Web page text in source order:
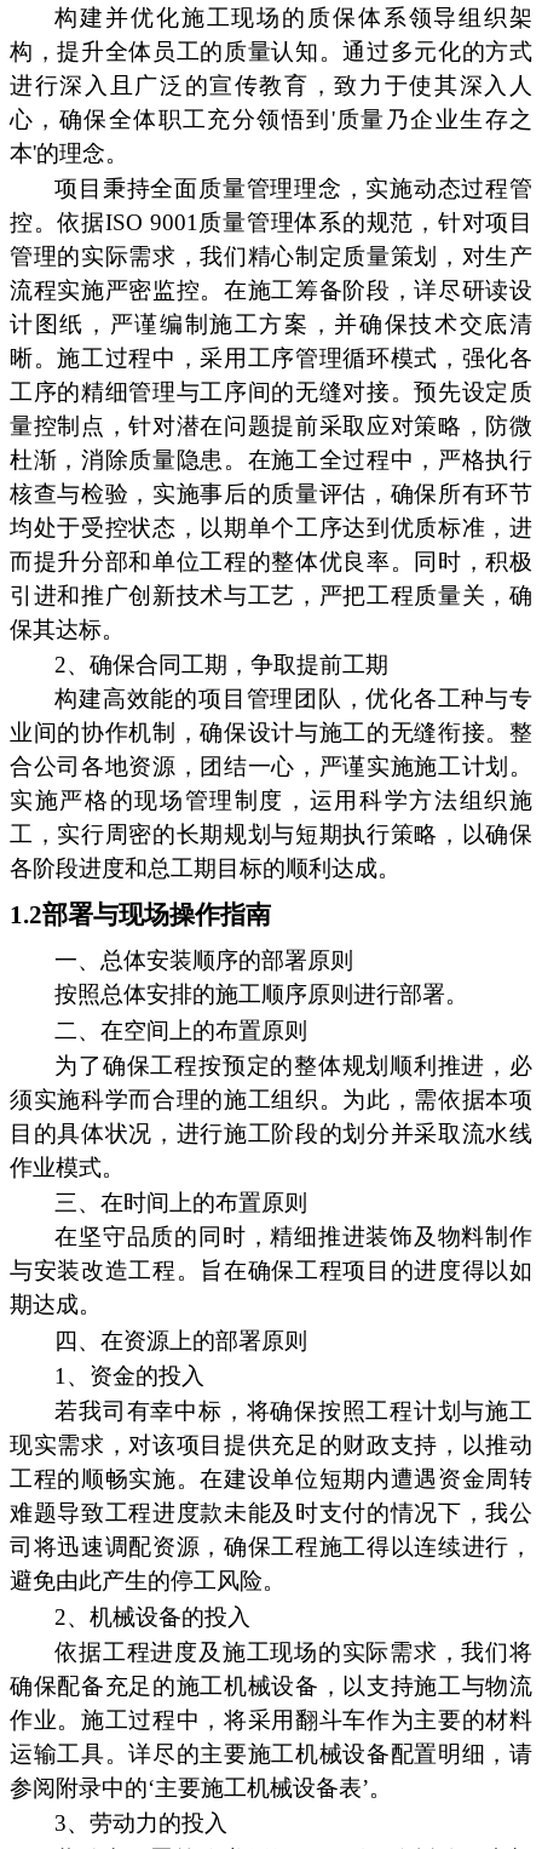
构建并优化施工现场的质保体系领导组织架
构，提升全体员工的质量认知。通过多元化的方式
进行深入且广泛的宣传教育，致力于使其深入人
心，确保全体职工充分领悟到'质量乃企业生存之
本'的理念。
项目秉持全面质量管理理念，实施动态过程管
控。依据ISO 9001质量管理体系的规范，针对项目
管理的实际需求，我们精心制定质量策划，对生产
流程实施严密监控。在施工筹备阶段，详尽研读设
计图纸，严谨编制施工方案，并确保技术交底清
晰。施工过程中，采用工序管理循环模式，强化各
工序的精细管理与工序间的无缝对接。预先设定质
量控制点，针对潜在问题提前采取应对策略，防微
杜渐，消除质量隐患。在施工全过程中，严格执行
核查与检验，实施事后的质量评估，确保所有环节
均处于受控状态，以期单个工序达到优质标准，进
而提升分部和单位工程的整体优良率。同时，积极
引进和推广创新技术与工艺，严把工程质量关，确
保其达标。
2、确保合同工期，争取提前工期
构建高效能的项目管理团队，优化各工种与专
业间的协作机制，确保设计与施工的无缝衔接。整
合公司各地资源，团结一心，严谨实施施工计划。
实施严格的现场管理制度，运用科学方法组织施
工，实行周密的长期规划与短期执行策略，以确保
各阶段进度和总工期目标的顺利达成。
1.2部署与现场操作指南
一、总体安装顺序的部署原则
按照总体安排的施工顺序原则进行部署。
二、在空间上的布置原则
为了确保工程按预定的整体规划顺利推进，必
须实施科学而合理的施工组织。为此，需依据本项
目的具体状况，进行施工阶段的划分并采取流水线
作业模式。
三、在时间上的布置原则
在坚守品质的同时，精细推进装饰及物料制作
与安装改造工程。旨在确保工程项目的进度得以如
期达成。
四、在资源上的部署原则
1、资金的投入
若我司有幸中标，将确保按照工程计划与施工
现实需求，对该项目提供充足的财政支持，以推动
工程的顺畅实施。在建设单位短期内遭遇资金周转
难题导致工程进度款未能及时支付的情况下，我公
司将迅速调配资源，确保工程施工得以连续进行，
避免由此产生的停工风险。
2、机械设备的投入
依据工程进度及施工现场的实际需求，我们将
确保配备充足的施工机械设备，以支持施工与物流
作业。施工过程中，将采用翻斗车作为主要的材料
运输工具。详尽的主要施工机械设备配置明细，请
参阅附录中的‘主要施工机械设备表’。
3、劳动力的投入